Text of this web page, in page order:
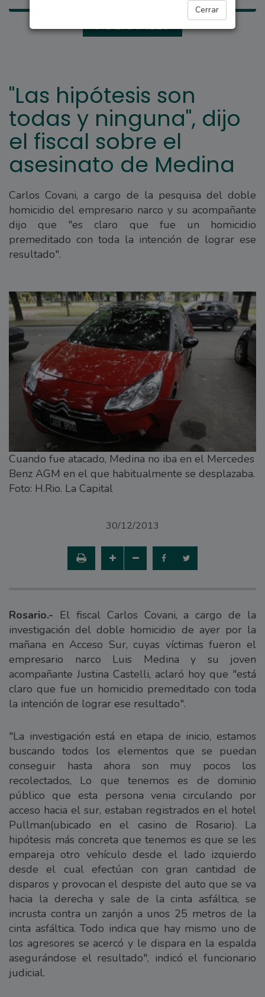
Cerrar
POLICIALES
"Las hipótesis son
todas y ninguna", dijo
el fiscal sobre el
asesinato de Medina
Carlos Covani, a cargo de la pesquisa del doble
homicidio del empresario narco y su acompañante
dijo que "es claro que fue un homicidio
premeditado con toda la intención de lograr ese
resultado".
Cuando fue atacado, Medina no iba en el Mercedes
Benz AGM en el que habitualmente se desplazaba.
Foto: H.Rio. La Capital
30/12/2013
Rosario.- El fiscal Carlos Covani, a cargo de la
investigación del doble homicidio de ayer por la
mañana en Acceso Sur, cuyas víctimas fueron el
empresario narco Luis Medina y su joven
acompañante Justina Castelli, aclaró hoy que "está
claro que fue un homicidio premeditado con toda
la intención de lograr ese resultado".
"La investigación está en etapa de inicio, estamos
buscando todos los elementos que se puedan
conseguir hasta ahora son muy pocos los
recolectados, Lo que tenemos es de dominio
público que esta persona venia circulando por
acceso hacia el sur, estaban registrados en el hotel
Pullman(ubicado en el casino de Rosario). La
hipótesis más concreta que tenemos es que se les
empareja otro vehículo desde el lado izquierdo
desde el cual efectúan con gran cantidad de
disparos y provocan el despiste del auto que se va
hacia la derecha y sale de la cinta asfáltica, se
incrusta contra un zanjón a unos 25 metros de la
cinta asfáltica. Todo indica que hay mismo uno de
los agresores se acercó y le dispara en la espalda
asegurándose el resultado", indicó el funcionario
judicial.